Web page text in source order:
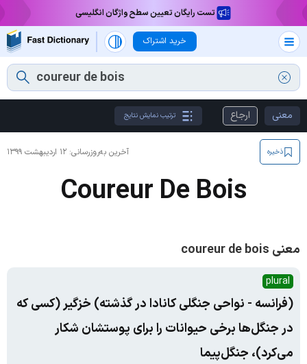
تست رایگان تعیین سطح واژگان انگلیسی
خرید اشتراک
معنی ارجاع ترتیب نمایش نتایج
آخرین به‌روزرسانی: ۱۲ اردیبهشت ۱۳۹۹ ذخیره
Coureur De Bois
معنی coureur de bois
plural
(فرانسه - نواحی جنگلی کانادا در گذشته) خزگیر (کسی که
در جنگل‌ها برخی حیوانات را برای پوستشان شکار
می‌کرد)، جنگل‌پیما